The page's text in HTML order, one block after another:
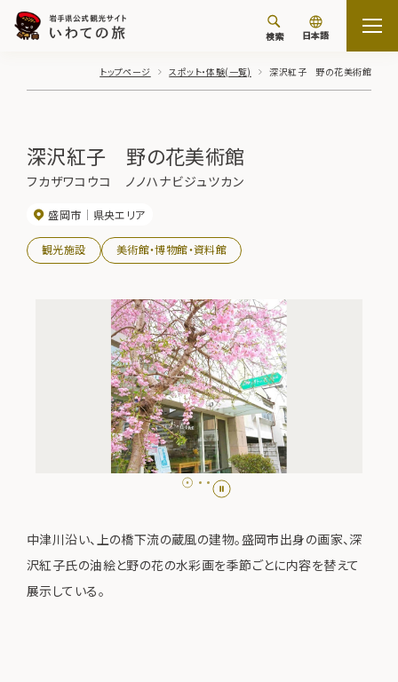
検索 日本語
トップページ スポット・体験(一覧) 深沢紅子 野の花美術館
深沢紅子 野の花美術館
フカザワコウコ ノノハナビジュツカン
盛岡市 県央エリア
観光施設 美術館・博物館・資料館
中津川沿い、上の橋下流の蔵風の建物。盛岡市出身の画家、深
沢紅子氏の油絵と野の花の水彩画を季節ごとに内容を替えて
展示している。